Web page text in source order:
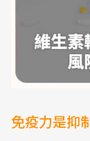
免疫力是抑